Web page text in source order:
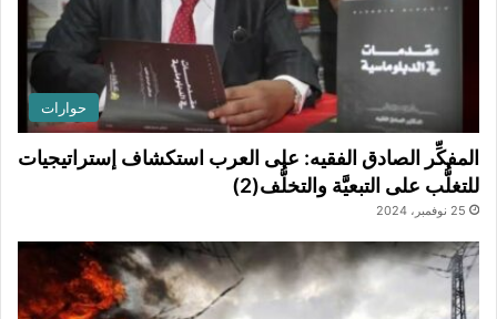
حوارات
المفكِّر الصادق الفقيه: على العرب استكشاف إستراتيجيات
للتغلُّب على التبعيَّة والتخلُّف(2)
25 نوفمبر، 2024